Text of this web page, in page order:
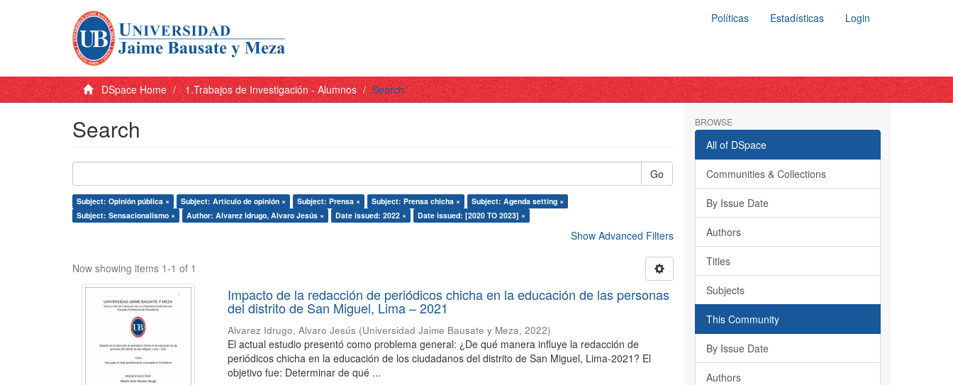
Políticas Estadísticas Login
DSpace Home 1.Trabajos de Investigación - Alumnos Search
Search
Go
Subject: Opinión pública × Subject: Artículo de opinión × Subject: Prensa × Subject: Prensa chicha ×
Subject: Agenda setting ×
Subject: Sensacionalismo ×
Author: Alvarez Idrugo, Alvaro Jesús × Date issued: 2022 × Date issued: [2020 TO 2023] ×
Show Advanced Filters
Now showing items 1-1 of 1
Impacto de la redacción de periódicos chicha en la educación de las personas
del distrito de San Miguel, Lima – 2021
Alvarez Idrugo, Alvaro Jesús (Universidad Jaime Bausate y Meza,2022)
El actual estudio presentó como problema general: ¿De qué manera influye la redacción de
periódicos chicha en la educación de los ciudadanos del distrito de San Miguel, Lima-2021? El
objetivo fue: Determinar de qué ...
BROWSE
All of DSpace
Communities & Collections
By Issue Date
Authors
Titles
Subjects
This Community
By Issue Date
Authors